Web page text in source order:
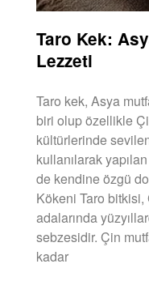
Taro Kek:
Lezzeti
Taro kek, Asya
biri olup özellikle
kültürlerinde
kullanılarak
de kendine özgü
Kökeni Taro
adalarında
sebzesidir. Çin
kadar